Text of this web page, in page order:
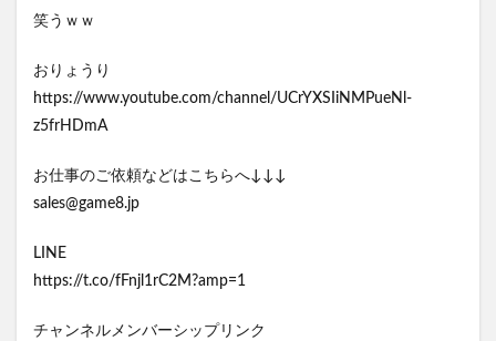
笑うｗｗ
おりょうり
https://www.youtube.com/channel/UCrYXSIiNMPueNl-
z5frHDmA
お仕事のご依頼などはこちらへ↓↓↓
sales@game8.jp
LINE
https://t.co/fFnjl1rC2M?amp=1
チャンネルメンバーシップリンク